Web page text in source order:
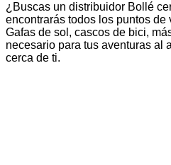
¿Buscas un distribuidor Bollé
encontrarás todos los puntos de
Gafas de sol, cascos de bici,
necesario para tus aventuras al
cerca de ti.